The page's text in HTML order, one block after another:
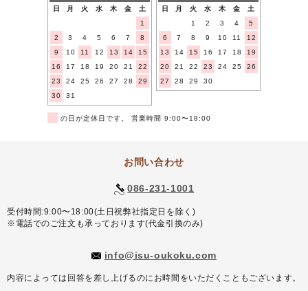
日 月 火 水 木 金
土
1
2
3 4 5 6 7
8
9
10 11 12 13 14
15
16
17 18 19 20 21
22
23
24 25 26 27 28
29
30
31
日 月 火 水 木 金
土
1
2 3 4
5
6
7 8 9 10 11
12
13
14 15 16 17 18
19
20
21 22 23 24 25
26
27
28 29 30
の日が定休日です。 営業時間 9:00〜18:00
お問い合わせ
086-231-1001
受付時間:9:00〜18:00(土日祝弊社指定日を除く)
※電話でのご注文も承っております(代金引換のみ)
info@isu-oukoku.com
内容によっては回答を差し上げるのにお時間をいただくこともございます。